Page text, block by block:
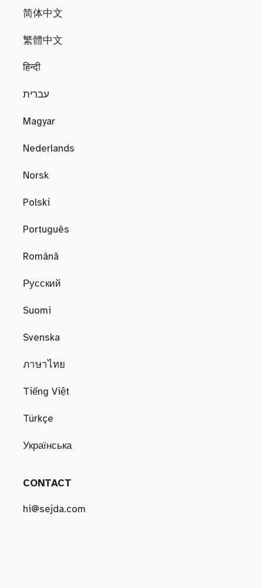
简体中文
繁體中文
हिन्दी
עברית
Magyar
Nederlands
Norsk
Polski
Português
Română
Русский
Suomi
Svenska
ภาษาไทย
Tiếng Việt
Türkçe
Українська
CONTACT
hi@sejda.com